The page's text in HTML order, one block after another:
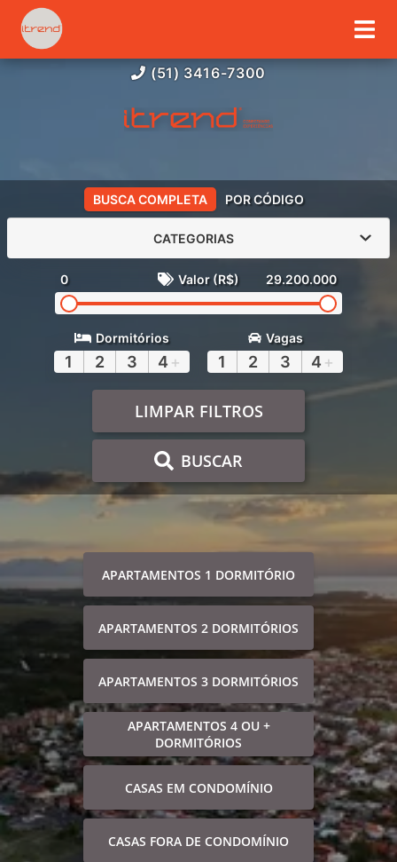
(51) 3416-7300
BUSCA COMPLETA POR CÓDIGO
CATEGORIAS
0 Valor (R$) 29.200.000
Dormitórios
1 2 3 4 +
Vagas
1 2 3 4 +
LIMPAR FILTROS
BUSCAR
APARTAMENTOS 1 DORMITÓRIO
APARTAMENTOS 2 DORMITÓRIOS
APARTAMENTOS 3 DORMITÓRIOS
APARTAMENTOS 4 OU +
DORMITÓRIOS
CASAS EM CONDOMÍNIO
CASAS FORA DE CONDOMÍNIO